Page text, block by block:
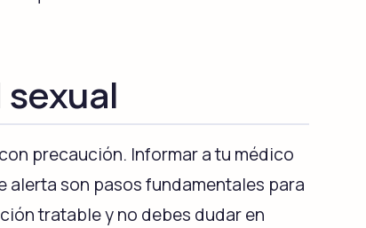
precaución. Informar a tu médico
son pasos fundamentales para
tratable y no debes dudar en